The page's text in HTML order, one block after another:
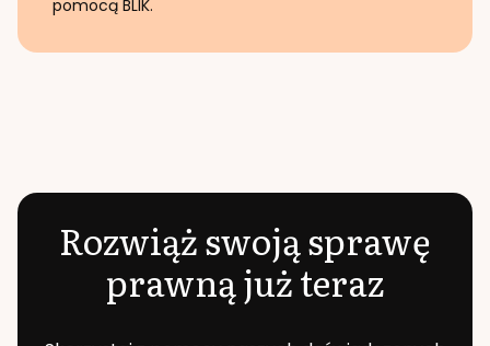
pomocą BLIK.
Rozwiąż swoją sprawę
prawną już teraz